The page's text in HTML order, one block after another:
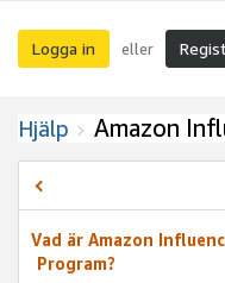
Logga in eller
Hjälp Amazon
Vad är Amazon
Program?